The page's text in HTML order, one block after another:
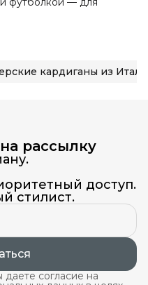
кардиганы из
рассылку
доступ.
стилист.
согласие на